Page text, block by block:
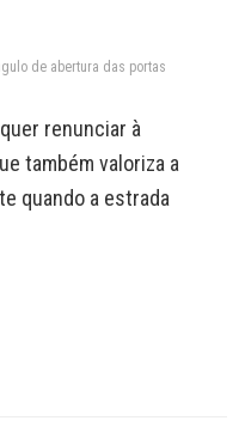
de abertura das portas
renunciar à
também valoriza a
quando a estrada